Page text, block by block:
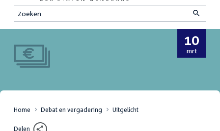
Zoeken
10
mrt
10
maart
Home Debat en vergadering Uitgelicht
Delen